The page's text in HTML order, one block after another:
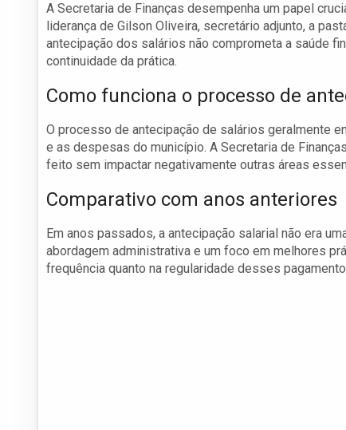
A Secretaria de Finanças desempenha um papel
liderança de Gilson Oliveira, secretário adjunto, a
antecipação dos salários não comprometa a saúde
continuidade da prática.
Como funciona o processo de
O processo de antecipação de salários geralmente
e as despesas do município. A Secretaria de
feito sem impactar negativamente outras áreas
Comparativo com anos anteriores
Em anos passados, a antecipação salarial não era
abordagem administrativa e um foco em melhores
frequência quanto na regularidade desses